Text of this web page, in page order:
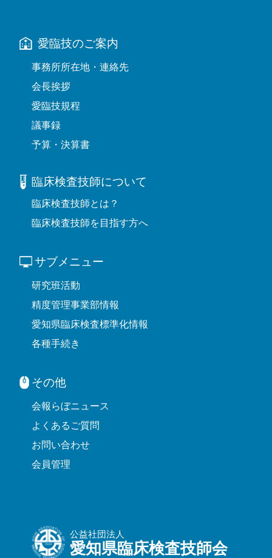
愛臨技のご案内
事務所所在地・連絡先
会長挨拶
愛臨技規程
議事録
予算・決算書
臨床検査技師について
臨床検査技師とは？
臨床検査技師を目指す方へ
サブメニュー
研究班活動
精度管理事業部情報
愛知県臨床検査標準化情報
各種手続き
その他
会報らぼニュース
よくあるご質問
お問い合わせ
会員管理
公益社団法人
愛知県臨床検査技師会